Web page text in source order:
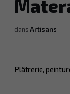
dans Artisans
Plâtrerie,